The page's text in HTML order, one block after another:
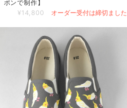
ポンで制作】
¥14,800
オーダー受付は締切ました